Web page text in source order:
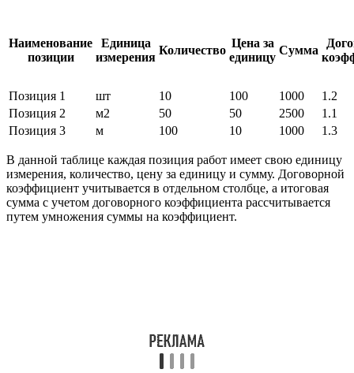
Наименование
позиции
Единица
измерения
Количество
Цена за
единицу
Сумма
Позиция 1 шт 10 100 1000
1.2
Позиция 2
м2 50 50 2500
1.1
Позиция 3
м 100 10 1000 1.3
В данной таблице каждая позиция работ имеет свою единицу
измерения, количество, цену за единицу и сумму. Договорной
коэффициент учитывается в отдельном столбце, а итоговая
сумма с учетом договорного коэффициента рассчитывается
путем умножения суммы на коэффициент.